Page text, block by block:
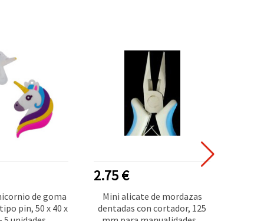
de goma
pin, 50 x 40 x
2.75 €
Mini alicate de mordazas
dentadas con cortador, 125